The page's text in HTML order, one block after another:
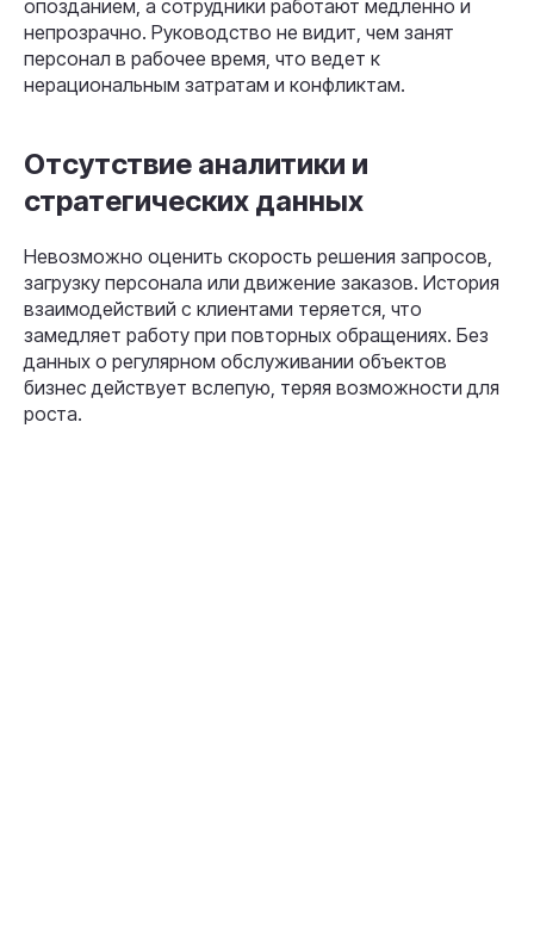
опозданием, а сотрудники работают медленно и
непрозрачно. Руководство не видит, чем занят
персонал в рабочее время, что ведет к
нерациональным затратам и конфликтам.
Отсутствие аналитики и
стратегических данных
Невозможно оценить скорость решения запросов,
загрузку персонала или движение заказов. История
взаимодействий с клиентами теряется, что
замедляет работу при повторных обращениях. Без
данных о регулярном обслуживании объектов
бизнес действует вслепую, теряя возможности для
роста.